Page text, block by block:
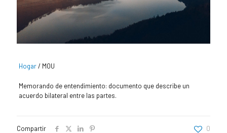
Hogar/ MOU
Memorando de entendimiento: documento que describe un
acuerdo bilateral entre las partes.
Compartir 0